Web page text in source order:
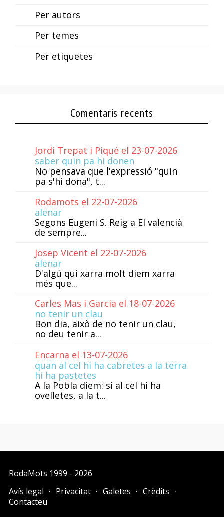
Per autors
Per temes
Per etiquetes
Comentaris recents
Jordi Trepat i Piqué el 23-07-2026
saber quin pa hi donen
No pensava que l'expressió "quin
pa s'hi dona", t...
Rodamots el 22-07-2026
alenar
Segons Eugeni S. Reig a El valencià
de sempre...
Josep Vicent el 22-07-2026
alenar
D'algú qui xarra molt diem xarra
més que...
Carles Mas i Garcia el 18-07-2026
no tenir un clau
Bon dia, això de no tenir un clau,
no deu tenir a...
Encarna el 13-07-2026
quan al cel hi ha cabretes a la terra
hi ha pastetes
A la Pobla diem: si al cel hi ha
ovelletes, a la t...
RodaMots 1999 - 2026
Avís legal
Privacitat Galetes
Crèdits
Contacteu